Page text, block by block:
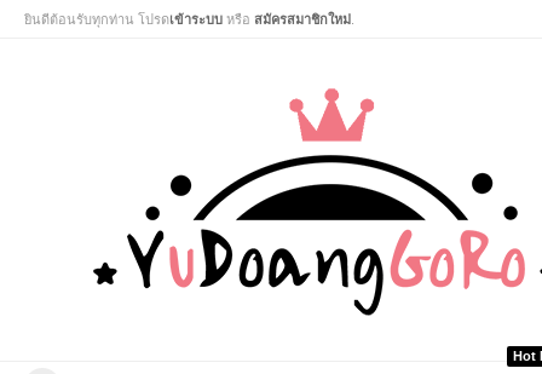
ยินดีต้อนรับทุกท่าน โปรดเข้าระบบ หรือ สมัครสมาชิกใหม่
Hot